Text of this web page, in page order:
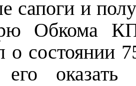
сапоги и
Обкома
о состоянии
его